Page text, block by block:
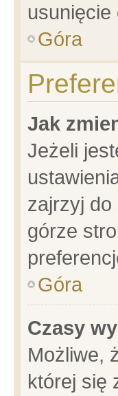
Góra
Jak
Jeżeli
zajrzyj do
górze
Góra
Czasy
Możliwe,
której się